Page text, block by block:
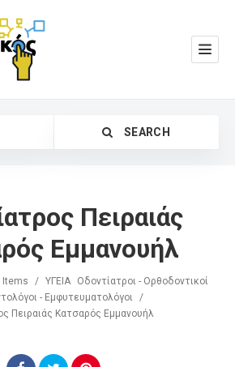
SEARCH
Πειραιάς
Εμμανουήλ
Items / ΥΓΕΙΑ
Οδοντίατροι - Ορθοδοντικοί
- Εμφυτευματολόγοι
/
Πειραιάς Κατσαρός Εμμανουήλ